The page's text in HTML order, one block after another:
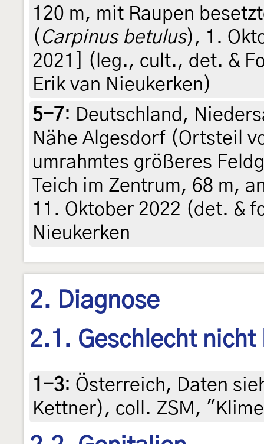
120 m, mit Raupen
( Carpinus betulus), 1.
2021] (leg., cult., det. &
Erik van Nieukerken)
5-7: Deutschland,
Nähe Algesdorf (Ortsteil
umrahmtes größeres
Teich im Zentrum, 68 m,
11. Oktober 2022 (det. &
Nieukerken
2. Diagnose
2.1. Geschlecht nicht
1-3: Österreich, Daten
Kettner), coll. ZSM,